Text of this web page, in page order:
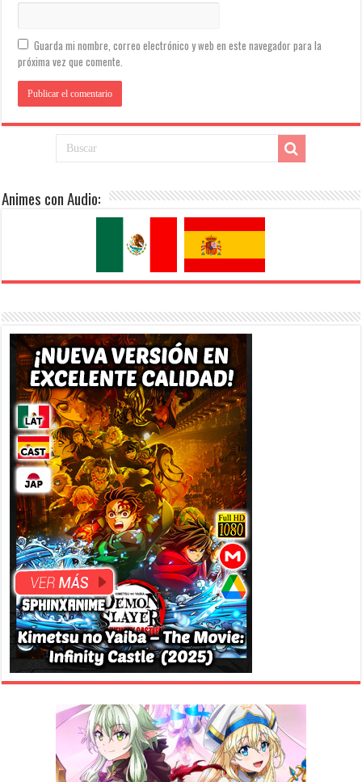
Guarda mi nombre, correo electrónico y web en este navegador para la
próxima vez que comente.
Animes con Audio: